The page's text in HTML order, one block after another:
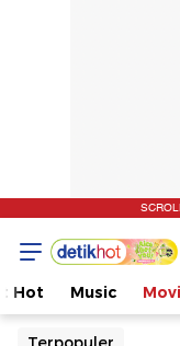
Hot Music